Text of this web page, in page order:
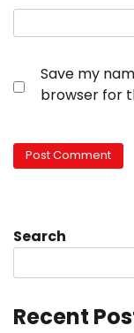
Save my
browser for
Search
Recent